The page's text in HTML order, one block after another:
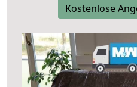
Kostenlose